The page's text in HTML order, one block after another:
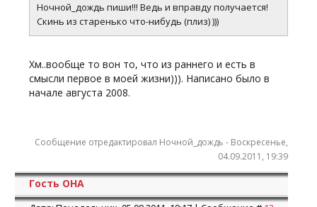
Ночной_дождь пиши!!! Ведь и вправду получается!
Скинь из старенько что-нибудь (плиз) )))
Хм..вообще то вон то, что из раннего и есть в
смысли первое в моей жизни))). Написано было в
начале августа 2008.
Сообщение отредактировал Ночной_дождь - Воскресенье,
04.09.2011, 19:39
Гость ОНА